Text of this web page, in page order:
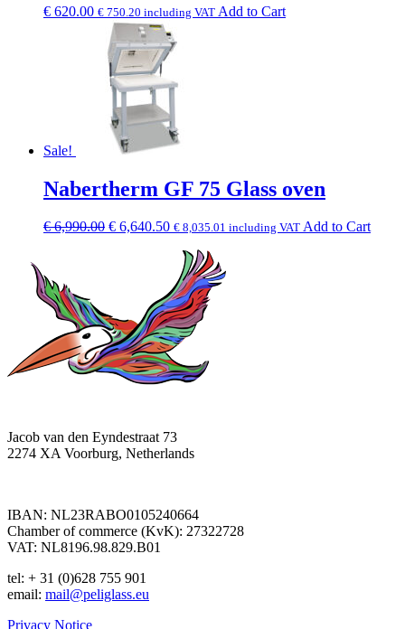
€ 620.00 € 750.20 including VAT Add to Cart
Sale!
Nabertherm GF 75 Glass oven
€6,990.00 Original
€ 6,640.50Current
€ 6,640.50.
€ 8,035.01 including VAT Add to Cart
Jacob van den Eyndestraat 73
2274 XA Voorburg, Netherlands
IBAN: NL23RABO0105240664
Chamber of commerce (KvK): 27322728
VAT: NL8196.98.829.B01
tel: + 31 (0)628 755 901
email: mail@peliglass.eu
Privacy Notice